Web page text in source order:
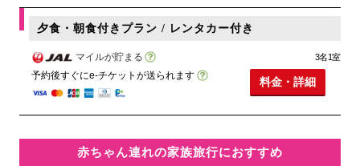
夕食・朝食付きプラン / レンタカー付き
マイルが貯まる
予約後すぐにe-チケットが送られます
3名1室
料金・詳細
赤ちゃん連れの家族旅行におすすめ